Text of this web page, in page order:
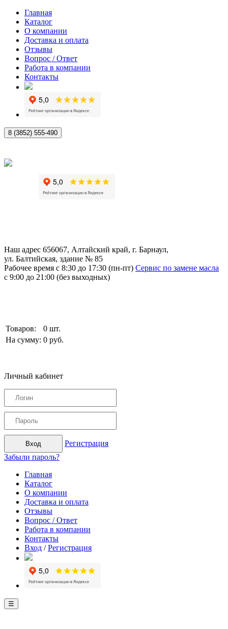
Главная
Каталог
О компании
Доставка и оплата
Отзывы
Вопрос / Ответ
Работа в компании
Контакты
8 (3852) 555-490
Наш адрес 656067, Алтайский край, г. Барнаул,
ул. Балтийская, здание № 85
Рабочее время с 8:30 до 17:30 (пн-пт) Сервис по замене масла
с 9:00 до 21:00 (без выходных)
Товаров: 0 шт.
На сумму: 0 руб.
Личный кабинет
Вход
Регистрация
Забыли пароль?
Главная
Каталог
О компании
Доставка и оплата
Отзывы
Вопрос / Ответ
Работа в компании
Контакты
Вход /Регистрация
☰